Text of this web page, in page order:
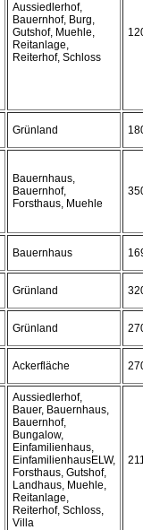
Aussiedlerhof,
Bauernhof, Burg,
Gutshof, Muehle,
Reitanlage,
Reiterhof, Schloss
Grünland
Bauernhaus,
Bauernhof,
Forsthaus, Muehle
Bauernhaus
Grünland
Grünland
Ackerfläche
Aussiedlerhof,
Bauer, Bauernhaus,
Bauernhof,
Bungalow,
Einfamilienhaus,
EinfamilienhausELW,
Forsthaus, Gutshof,
Landhaus, Muehle,
Reitanlage,
Reiterhof, Schloss,
Villa